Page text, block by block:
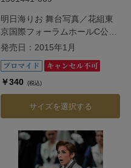
明日海りお 舞台写真／花組東
京国際フォーラムホールC公演
『Ernest in Love』
発売日：2015年1月
￥340 (税込)
サイズを選択する